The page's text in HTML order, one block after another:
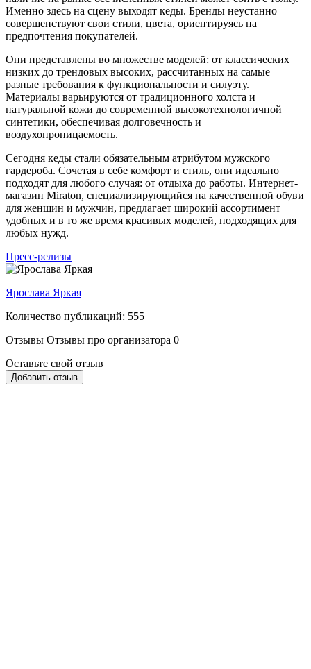
Именно здесь на сцену выходят кеды. Бренды неустанно
совершенствуют свои стили, цвета, ориентируясь на
предпочтения покупателей.
Они представлены во множестве моделей: от классических
низких до трендовых высоких, рассчитанных на самые
разные требования к функциональности и силуэту.
Материалы варьируются от традиционного холста и
натуральной кожи до современной высокотехнологичной
синтетики, обеспечивая долговечность и
воздухопроницаемость.
Сегодня кеды стали обязательным атрибутом мужского
гардероба. Сочетая в себе комфорт и стиль, они идеально
подходят для любого случая: от отдыха до работы. Интернет-
магазин Miraton, специализирующийся на качественной обуви
для женщин и мужчин, предлагает широкий ассортимент
удобных и в то же время красивых моделей, подходящих для
любых нужд.
Пресс-релизы
Ярослава Яркая
Количество публикаций: 555
Отзывы Отзывы про организатора 0
Оставьте свой отзыв
Добавить отзыв